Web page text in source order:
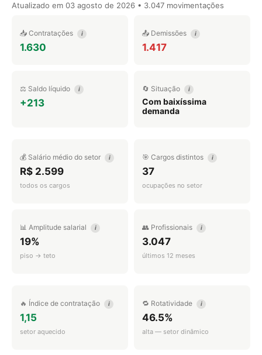
Atualizado em 03 agosto de 2026 • 3.047 movimentações
📥 Contratações i
1.630
📤 Demissões i
1.417
⚖️ Saldo líquido i
+213
🔄 Situação i
Com baixíssima
demanda
💰 Salário médio do setor i
R$ 2.599
todos os cargos
🎯 Cargos distintos i
37
ocupações no setor
📊 Amplitude salarial i
19%
piso → teto
👥 Profissionais i
3.047
últimos 12 meses
🔥 Índice de contratação i
1,15
setor aquecido
🔁 Rotatividade i
46.5%
alta — setor dinâmico